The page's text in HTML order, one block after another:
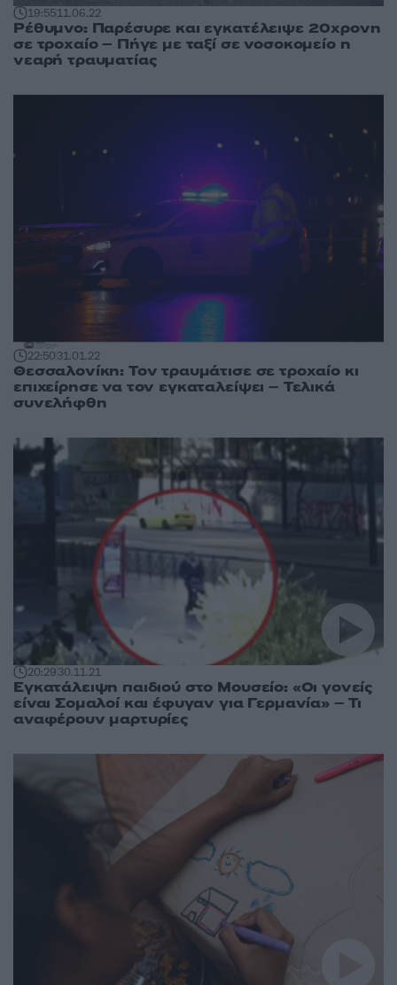
19:5511.06.22
Ρέθυμνο: Παρέσυρε και εγκατέλειψε 20χρονη
σε τροχαίο – Πήγε με ταξί σε νοσοκομείο η
νεαρή τραυματίας
22:5031.01.22
Θεσσαλονίκη: Τον τραυμάτισε σε τροχαίο κι
επιχείρησε να τον εγκαταλείψει – Τελικά
συνελήφθη
20:2930.11.21
Εγκατάλειψη παιδιού στο Μουσείο: «Οι γονείς
είναι Σομαλοί και έφυγαν για Γερμανία» – Τι
αναφέρουν μαρτυρίες